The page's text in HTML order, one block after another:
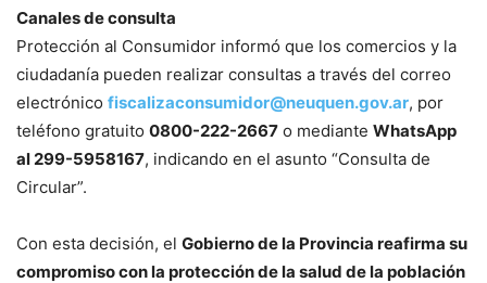
Canales de consulta
Protección al Consumidor informó que los comercios y la
ciudadanía pueden realizar consultas a través del correo
electrónico fiscalizaconsumidor@neuquen.gov.ar, por
teléfono gratuito 0800-222-2667 o mediante WhatsApp
al 299-5958167, indicando en el asunto “Consulta de
Circular”.
Con esta decisión, el Gobierno de la Provincia reafirma su
compromiso con la protección de la salud de la población